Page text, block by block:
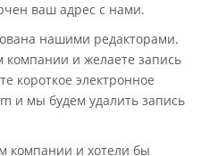
ваш адрес с нами.
нашими редакторами.
компании и желаете запись
короткое электронное
и мы будем удалить запись
компании и хотели бы